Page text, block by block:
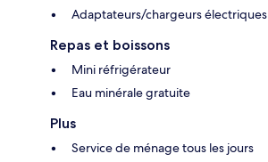
Adaptateurs/chargeurs électriques
Repas et boissons
Mini réfrigérateur
Eau minérale gratuite
Plus
Service de ménage tous les jours